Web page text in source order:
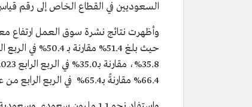
السعوديين في القطاع الخاص إلى رقم قياسي جديد، بلغ
حيث بلغ 51.4%
66.4% مقارنةً بـ65.4% في الربع الرابع من عام 2023م.